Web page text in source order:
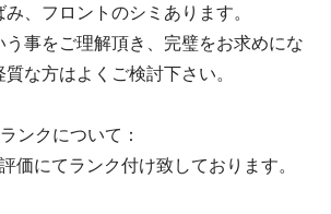
、フロントのシミあります。
う事をご理解頂き、完璧をお求めにな
な方はよくご検討下さい。
ンクについて：
価にてランク付け致しております。